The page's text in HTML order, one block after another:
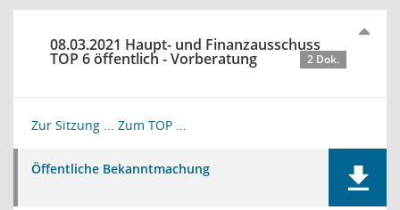
08.03.2021 Haupt- und Finanzausschuss
TOP 6 öffentlich - Vorberatung 2 Dok.
Zur Sitzung ... Zum TOP ...
Öffentliche Bekanntmachung